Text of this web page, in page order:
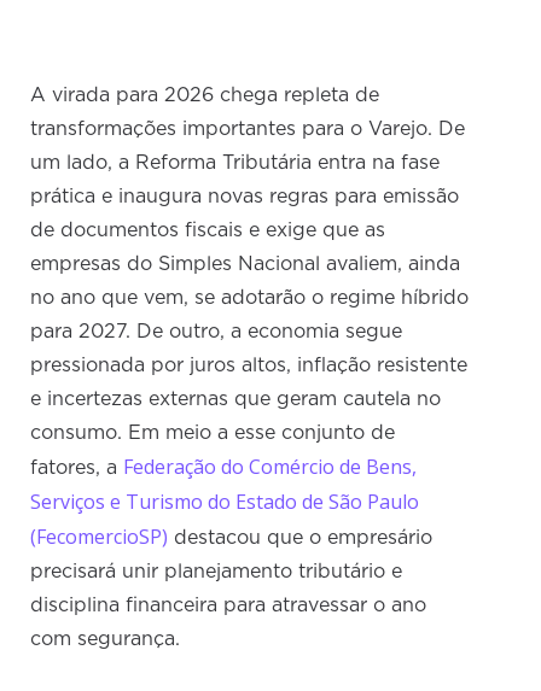
A virada para 2026 chega repleta de
transformações importantes para o Varejo. De
um lado, a Reforma Tributária entra na fase
prática e inaugura novas regras para emissão
de documentos fiscais e exige que as
empresas do Simples Nacional avaliem, ainda
no ano que vem, se adotarão o regime híbrido
para 2027. De outro, a economia segue
pressionada por juros altos, inflação resistente
e incertezas externas que geram cautela no
consumo. Em meio a esse conjunto de
fatores, a Federação do Comércio de Bens,
Serviços e Turismo do Estado de São Paulo
(FecomercioSP) destacou que o empresário
precisará unir planejamento tributário e
disciplina financeira para atravessar o ano
com segurança.